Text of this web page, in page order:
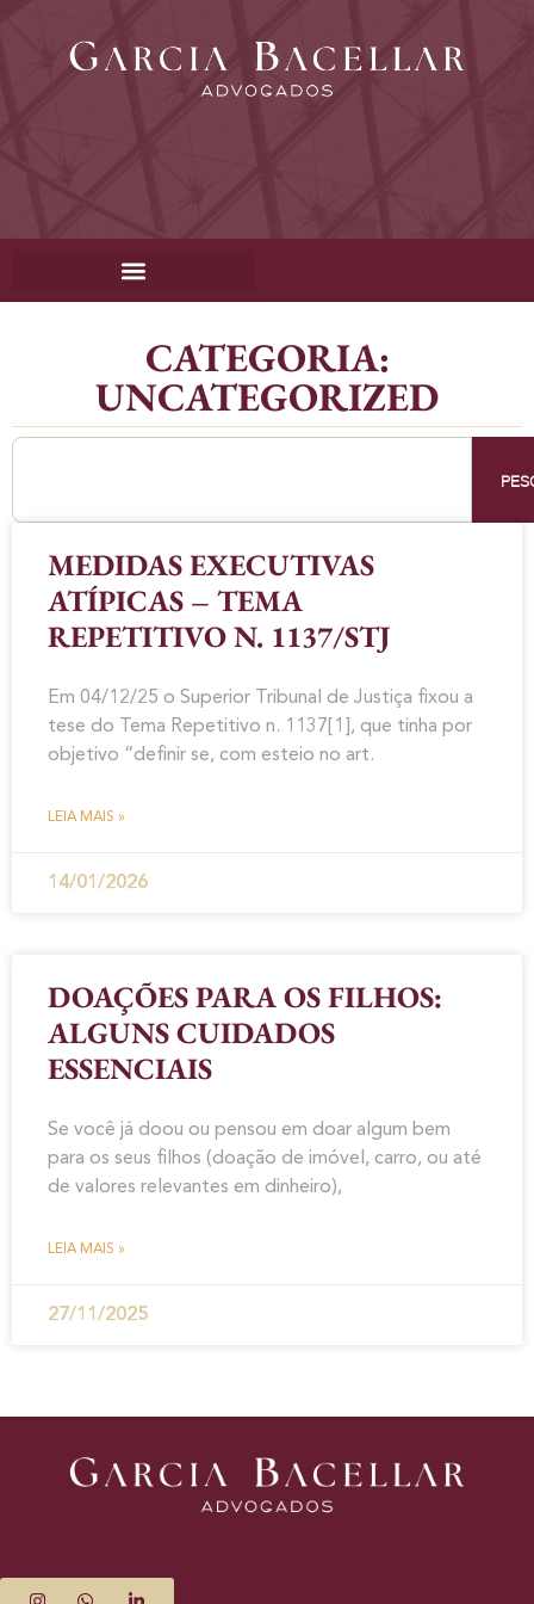
CATEGORIA:
UNCATEGORIZED
MEDIDAS EXECUTIVAS
ATÍPICAS – TEMA
REPETITIVO N. 1137/STJ
Em 04/12/25 o Superior Tribunal de Justiça fixou a
tese do Tema Repetitivo n. 1137[1], que tinha por
objetivo “definir se, com esteio no art.
LEIA MAIS »
14/01/2026
DOAÇÕES PARA OS FILHOS:
ALGUNS CUIDADOS
ESSENCIAIS
Se você já doou ou pensou em doar algum bem
para os seus filhos (doação de imóvel, carro, ou até
de valores relevantes em dinheiro),
LEIA MAIS »
27/11/2025